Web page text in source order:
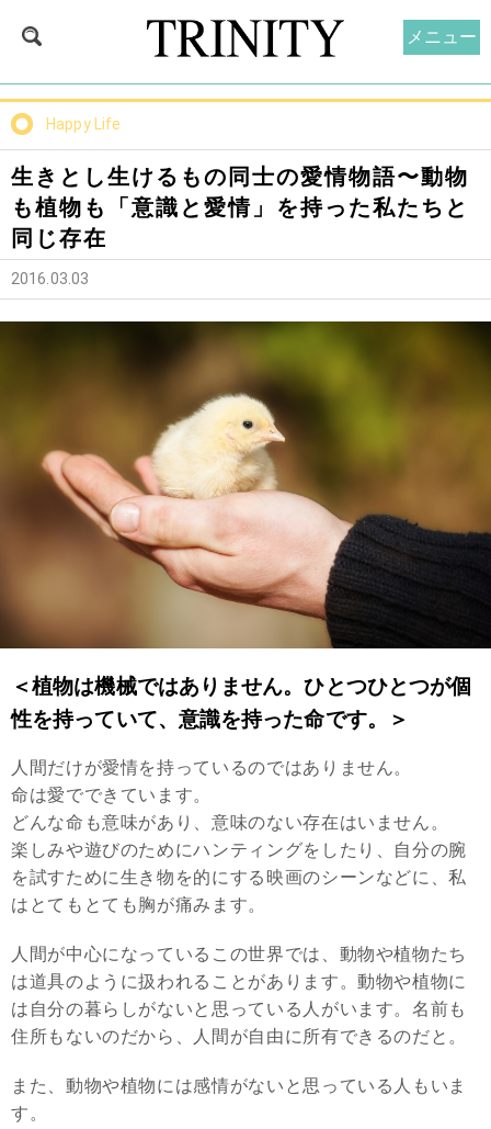
Happy Life
生きとし生けるもの同士の愛情物語〜動物
も植物も「意識と愛情」を持った私たちと
同じ存在
2016.03.03
＜植物は機械ではありません。ひとつひとつが個
性を持っていて、意識を持った命です。＞
人間だけが愛情を持っているのではありません。
命は愛でできています。
どんな命も意味があり、意味のない存在はいません。
楽しみや遊びのためにハンティングをしたり、自分の腕
を試すために生き物を的にする映画のシーンなどに、私
はとてもとても胸が痛みます。
人間が中心になっているこの世界では、動物や植物たち
は道具のように扱われることがあります。動物や植物に
は自分の暮らしがないと思っている人がいます。名前も
住所もないのだから、人間が自由に所有できるのだと。
また、動物や植物には感情がないと思っている人もいま
す。
メニュー